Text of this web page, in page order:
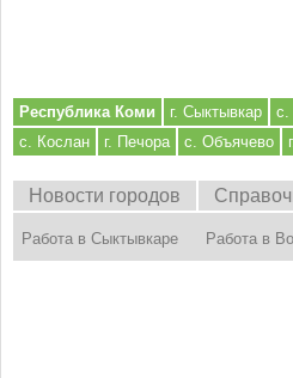
Республика Коми г. Сыктывкар с.
с. Кослан
г. Печора с. Объячево
Новости городов
Работа в Сыктывкаре Работа в